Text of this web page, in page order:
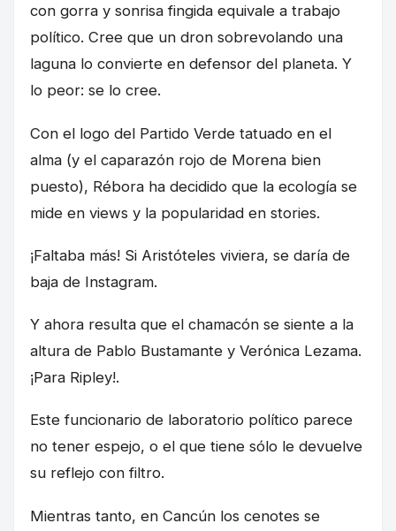
con gorra y sonrisa fingida equivale a trabajo
político. Cree que un dron sobrevolando una
laguna lo convierte en defensor del planeta. Y
lo peor: se lo cree.
Con el logo del Partido Verde tatuado en el
alma (y el caparazón rojo de Morena bien
puesto), Rébora ha decidido que la ecología se
mide en views y la popularidad en stories.
¡Faltaba más! Si Aristóteles viviera, se daría de
baja de Instagram.
Y ahora resulta que el chamacón se siente a la
altura de Pablo Bustamante y Verónica Lezama.
¡Para Ripley!.
Este funcionario de laboratorio político parece
no tener espejo, o el que tiene sólo le devuelve
su reflejo con filtro.
Mientras tanto, en Cancún los cenotes se